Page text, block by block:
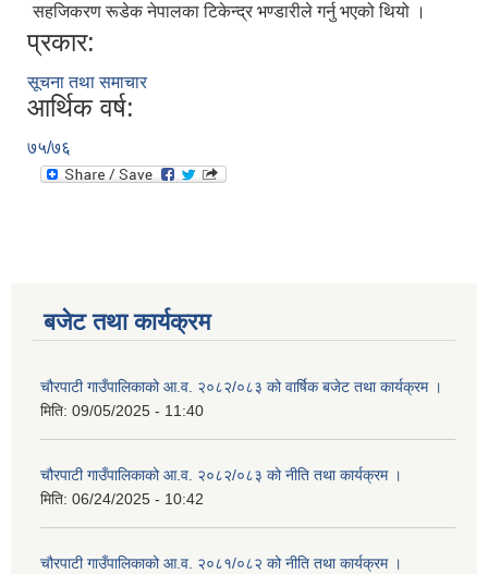
सहजिकरण रूडेक नेपालका टिकेन्द्र भण्डारीले गर्नु भएको थियो ।
प्रकार:
सूचना तथा समाचार
आर्थिक वर्ष:
७५/७६
बजेट तथा कार्यक्रम
चौरपाटी गाउँपालिकाको आ.व. २०८२/०८३ को वार्षिक बजेट तथा कार्यक्रम ।
मिति: 09/05/2025 - 11:40
चौरपाटी गाउँपालिकाको आ.व. २०८२/०८३ को नीति तथा कार्यक्रम ।
मिति: 06/24/2025 - 10:42
चौरपाटी गाउँपालिकाको आ.व. २०८१/०८२ को नीति तथा कार्यक्रम ।